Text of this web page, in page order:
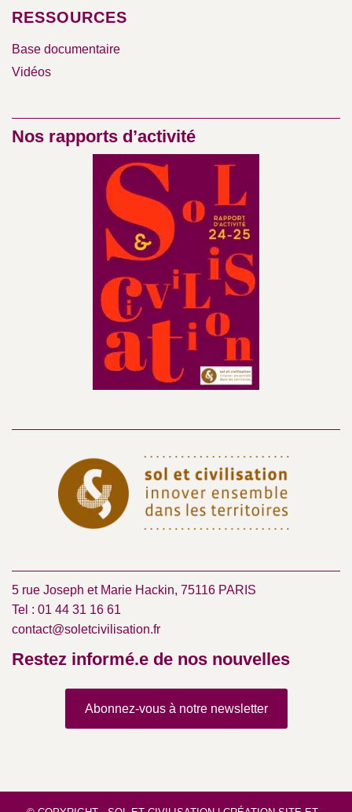
RESSOURCES
Base documentaire
Vidéos
Nos rapports d’activité
5 rue Joseph et Marie Hackin, 75116 PARIS
Tel : 01 44 31 16 61
contact@soletcivilisation.fr
Restez informé.e de nos nouvelles
Abonnez-vous à notre newsletter